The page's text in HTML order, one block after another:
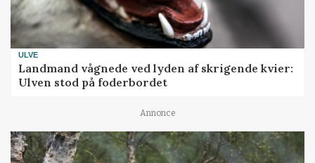
ULVE
Landmand vågnede ved lyden af skrigende kvier:
Ulven stod på foderbordet
Annonce